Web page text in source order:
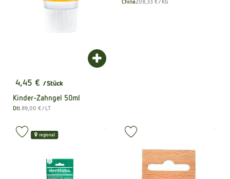
, Preis:
4,45 € / Stück
Kinder-Zahngel 50ml
, Herkunft:
Dtl., Referenzpreis:
89,00 €/ LT
Produkt zum Warenkorb hinzufügen
, Herkunft:
China208,33 €/ KG
.
regional
Produkt zu Favouriten hinzufügen
,
.